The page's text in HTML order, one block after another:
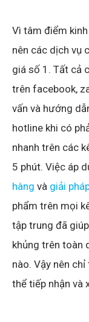
Vì tâm điểm kinh
nên các dịch vụ
giá số 1. Tất cả
trên facebook,
vấn và hướng
hotline khi có
nhanh trên các
5 phút. Việc áp
hàng và giải
phẩm trên mọi
tập trung đã
khủng trên toàn
nào. Vậy nên
thể tiếp nhận và